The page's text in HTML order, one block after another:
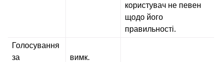
користувач не певен
щодо його
правильності.
Голосування
за
вимк.